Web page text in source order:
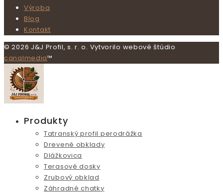
Výroba
Blog
Kontakt
© 2026 J&J Profil, s. r. o. Vytvorilo webové štúdio
canalmedia™
Produkty
Tatranský profil perodrážka
Drevené obklady
Dlážkovica
Terasové dosky
Zrubový obklad
Záhradné chatky